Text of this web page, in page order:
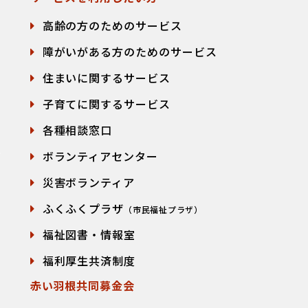
高齢の方のためのサービス
障がいがある方のためのサービス
住まいに関するサービス
子育てに関するサービス
各種相談窓口
ボランティアセンター
災害ボランティア
ふくふくプラザ （市民福祉プラザ）
福祉図書・情報室
福利厚生共済制度
赤い羽根共同募金会